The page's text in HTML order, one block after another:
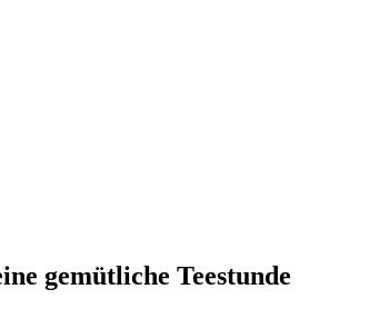
gemütliche Teestunde